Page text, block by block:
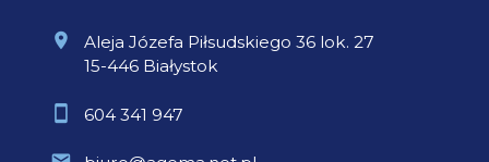
Aleja Józefa Piłsudskiego 36 lok. 27
15-446 Białystok
604 341 947